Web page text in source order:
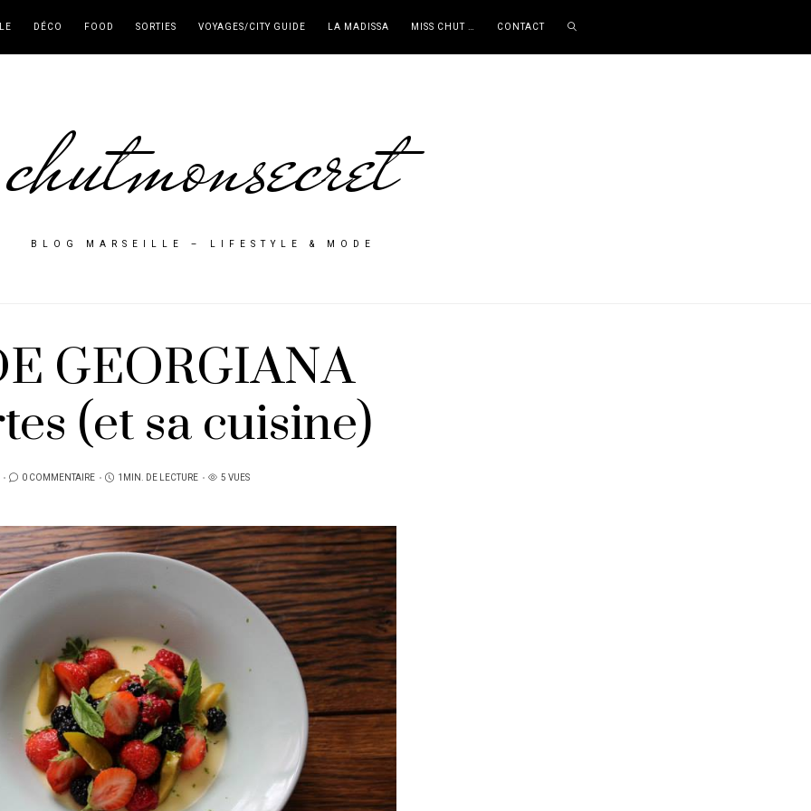
DÉCO FOOD SORTIES VOYAGES/CITY GUIDE LA MADISSA MISS CHUT … CONTACT
chutmonsecret
BLOG MARSEILLE – LIFESTYLE & MODE
GEORGIANA
(et sa cuisine)
0 COMMENTAIRE 1MIN. DE LECTURE 5 VUES